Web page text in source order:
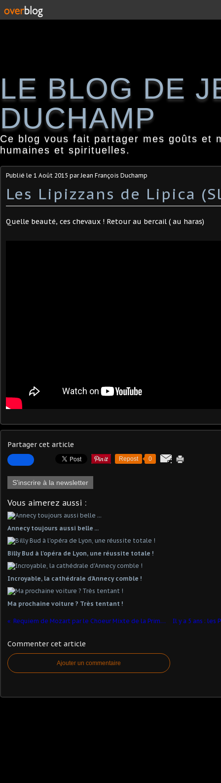
LE BLOG DE
DUCHAMP
Ce blog vous fait partager mes goûts et
humaines et spirituelles.
Publié le 1 Août 2015 par Jean François Duchamp
Les Lipizzans de Lipica
Quelle beauté, ces chevaux ! Retour au bercail ( au haras)
Partager cet article
Repost 0
S'inscrire à la newsletter
Vous aimerez aussi :
Annecy toujours aussi belle ...
Billy Bud à l'opéra de Lyon, une réussite totale !
Incroyable, la cathédrale d'Annecy comble !
Ma prochaine voiture ? Très tentant !
Requiem de Mozart par le Choeur Mixte de la Primatiale de Lyon
Commenter cet article
Ajouter un commentaire